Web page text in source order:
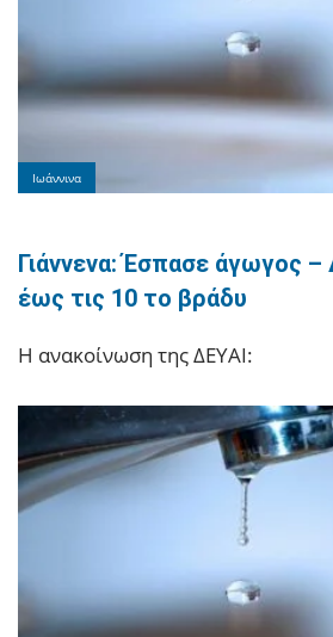
Ιωάννινα
Γιάννενα: Έσπασε άγωγος –
έως τις 10 το βράδυ
Η ανακοίνωση της ΔΕΥΑΙ: